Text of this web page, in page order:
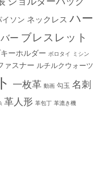
イソン ネックレス ハー
ー ブレスレット
ーホルダー ボロタイ
ミシン
ァスナー ルチルクウォーツ
一枚革 動画 勾玉 名刺
革人形 革包丁 革漉き機